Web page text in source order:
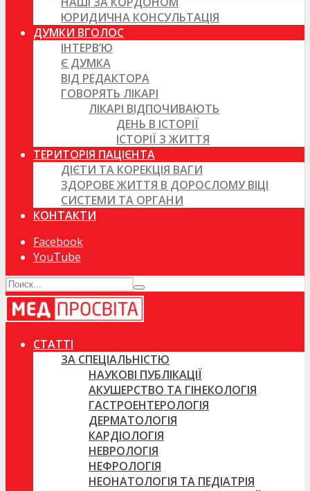
ЮРИДИЧНА КОНСУЛЬТАЦІЯ
ДУМКИ ВГОЛОС
ІНТЕРВ’Ю
Є ДУМКА
ВІД РЕДАКТОРА
ГОВОРЯТЬ ЛІКАРІ
ЛІКАРІ ВІДПОЧИВАЮТЬ
ДЕНЬ В ІСТОРІЇ
ІСТОРІЇ З ЖИТТЯ
ТЕРИТОРІЯ ПАЦІЄНТА
ДІЄТИ ТА КОРЕКЦІЯ ВАГИ
ЗДОРОВЕ ЖИТТЯ В ДОРОСЛОМУ ВІЦІ
СИСТЕМИ ТА ОРГАНИ
КОНТАКТИ
Facebook
YouTube
СТАТТІ
ЗА СПЕЦІАЛЬНІСТЮ
НАУКОВІ ПУБЛІКАЦІЇ
АКУШЕРСТВО ТА ГІНЕКОЛОГІЯ
ГАСТРОЕНТЕРОЛОГІЯ
ДЕРМАТОЛОГІЯ
КАРДІОЛОГІЯ
НЕВРОЛОГІЯ
НЕФРОЛОГІЯ
НЕОНАТОЛОГІЯ ТА ПЕДІАТРІЯ